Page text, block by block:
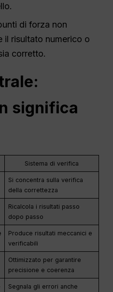
di forza non
il risultato numerico o
corretto.
significa
Sistema di verifica
Si concentra sulla verifica
della correttezza
Ricalcola i risultati passo
dopo passo
Produce risultati meccanici e
verificabili
Ottimizzato per garantire
precisione e coerenza
Segnala gli errori anche